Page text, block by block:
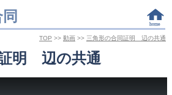
TOP >> 動画 >> 三角形の合同証明 辺の共通
明 辺の共通